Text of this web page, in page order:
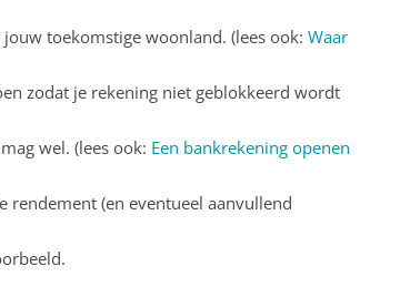
toekomstige woonland. (lees ook: Waar
zodat je rekening niet geblokkeerd wordt
wel. (lees ook: Een bankrekening openen
rendement (en eventueel aanvullend